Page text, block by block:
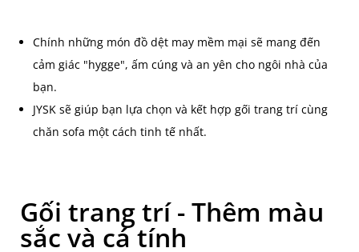
Chính những món đồ dệt may mềm mại sẽ mang đến
cảm giác "hygge", ấm cúng và an yên cho ngôi nhà của
bạn.
JYSK sẽ giúp bạn lựa chọn và kết hợp gối trang trí cùng
chăn sofa một cách tinh tế nhất.
Gối trang trí - Thêm màu
sắc và cá tính